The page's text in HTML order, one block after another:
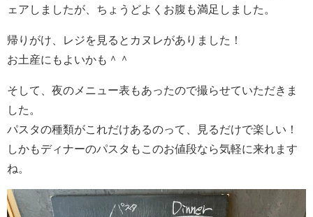
ェアしましたが、ちょうどよくお腹も満足しました。
帰りがけ、レジを見るとカヌレがありました！
お土産にもよいかも＾＾
そして、夜のメニュー表もあったので撮らせていただきま
した。
パスタの種類がこれだけあるのって、見るだけで楽しい！
しかもディナーのパスタもこのお値段なら気軽に来れます
ね。